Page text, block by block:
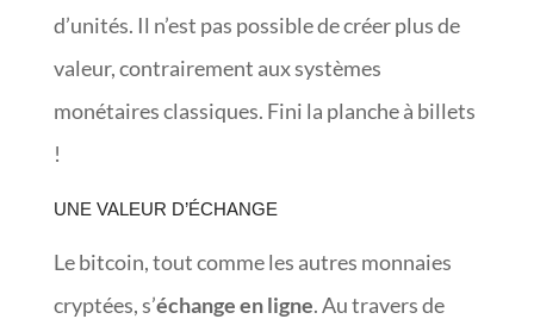
d’unités. Il n’est pas possible de créer plus de
valeur, contrairement aux systèmes
monétaires classiques. Fini la planche à billets
!
UNE VALEUR D’ÉCHANGE
Le bitcoin, tout comme les autres monnaies
cryptées, s’échange en ligne. Au travers de